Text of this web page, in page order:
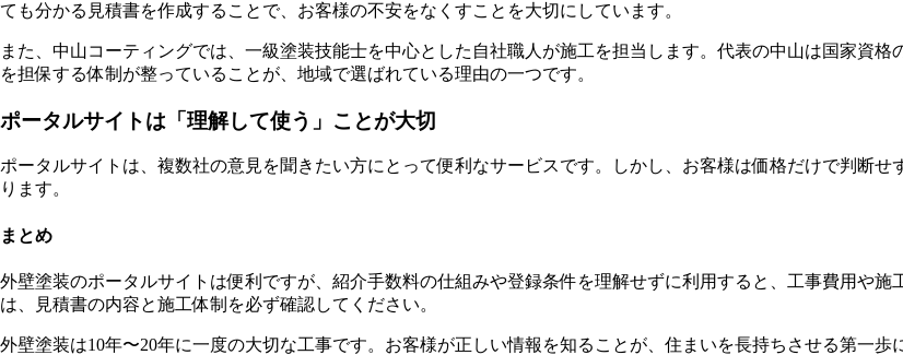
ても分かる見積書を作成することで、お客様の不安をなくすことを大切にしています。
また、中山コーティングでは、一級塗装技能士を中心とした自社職人が施工を担当します。代表の中山は国家資
を担保する体制が整っていることが、地域で選ばれている理由の一つです。
ポータルサイトは「理解して使う」ことが大切
ポータルサイトは、複数社の意見を聞きたい方にとって便利なサービスです。しかし、お客様は価格だけで判断
ります。
まとめ
外壁塗装のポータルサイトは便利ですが、紹介手数料の仕組みや登録条件を理解せずに利用すると、工事費用や
は、見積書の内容と施工体制を必ず確認してください。
外壁塗装は10年〜20年に一度の大切な工事です。お客様が正しい情報を知ることが、住まいを長持ちさせる第一歩